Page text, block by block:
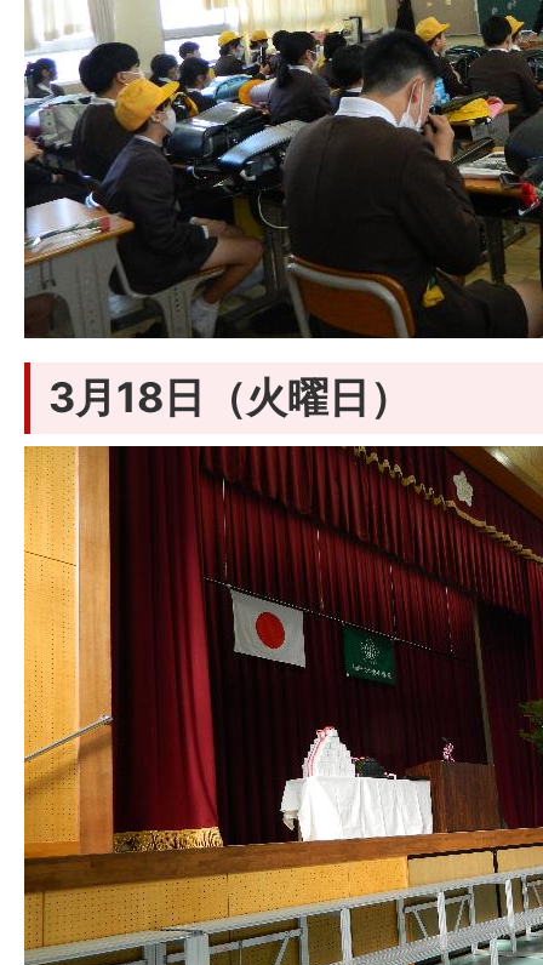
3月18日（火曜日）